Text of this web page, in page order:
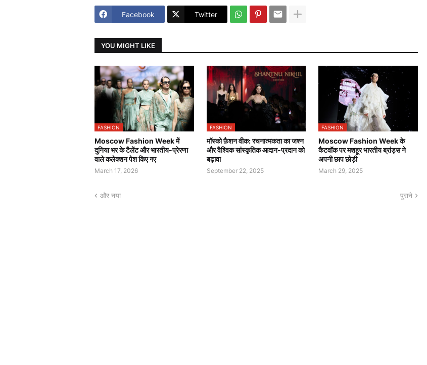
Facebook Twitter
YOU MIGHT LIKE
FASHION
Moscow Fashion Week में
दुनिया भर के टैलेंट और भारतीय-प्रेरणा
वाले कलेक्शन पेश किए गए
March 17, 2026
FASHION
मॉस्को फ़ैशन वीक: रचनात्मकता का जश्न
और वैश्विक सांस्कृतिक आदान-प्रदान को
बढ़ावा
September 22, 2025
FASHION
Moscow Fashion Week के
कैटवॉक पर मशहूर भारतीय ब्रांड्स ने
अपनी छाप छोड़ी
March 29, 2025
और नया पुराने